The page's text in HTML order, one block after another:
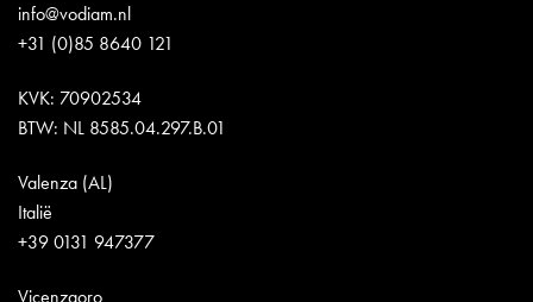
info@vodiam.nl
+31 (0)85 8640 121
KVK: 70902534
BTW: NL 8585.04.297.B.01
Valenza (AL)
Italië
+39 0131 947377
Vicenzaoro